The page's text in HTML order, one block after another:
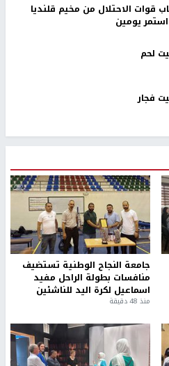
قوات الاحتلال من مخيم قلنديا
يومين
لحم
فجار
جامعة النجاح الوطنية تستضيف
منافسات بطولة الراحل مفيد
اسماعيل لكرة اليد للناشئين
منذ 48 دقيقة